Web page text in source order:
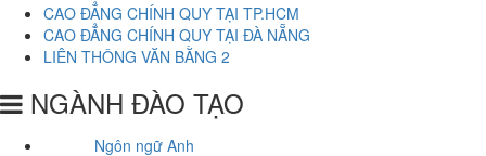
CAO ĐẲNG CHÍNH QUY TẠI TP.HCM
CAO ĐẲNG CHÍNH QUY TẠI ĐÀ NẴNG
LIÊN THÔNG VĂN BẰNG 2
NGÀNH ĐÀO TẠO
Ngôn ngữ Anh